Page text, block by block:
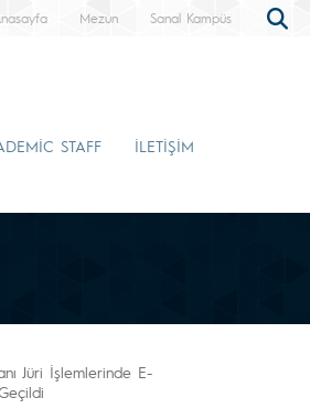
Mezun Sanal Kampüs
STAFF İLETİŞİM
Jüri İşlemlerinde E-